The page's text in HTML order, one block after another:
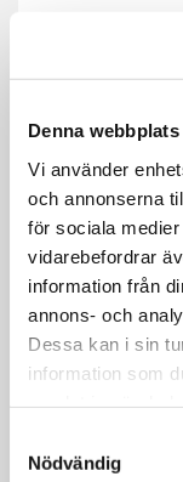
Denna
Vi använder
och annonserna
för sociala
vidarebefordrar
information från
annons- och
Dessa kan i sin
information som
Nödvändig
av dig till